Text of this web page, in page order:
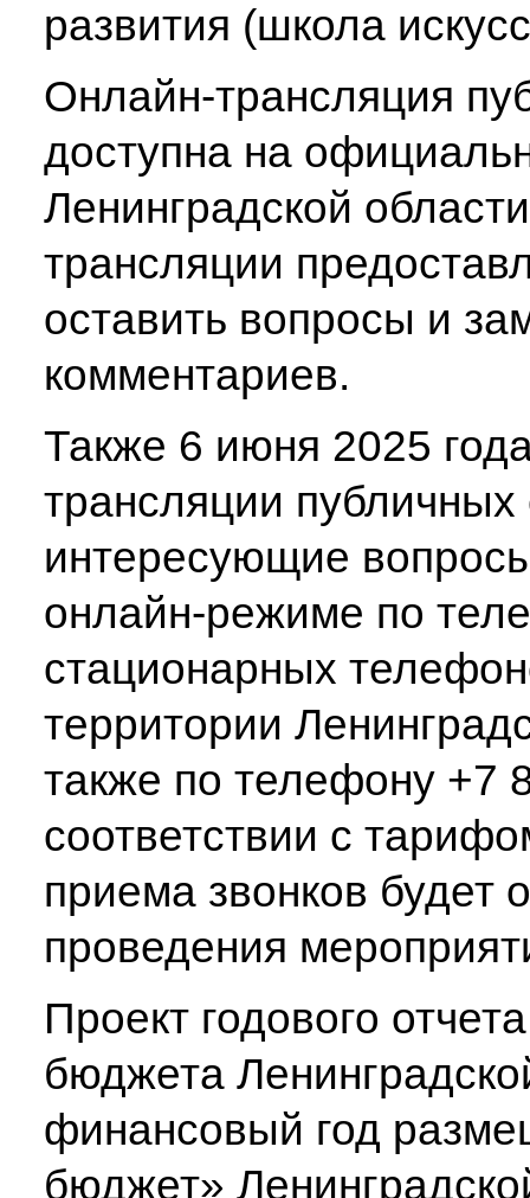
развития (школа
Онлайн-трансляция
доступна на
Ленинградской
трансляции
оставить вопросы и
комментариев.
Также 6 июня 2025
трансляции
интересующие
онлайн-режиме по
стационарных
территории
также по телефону +7
соответствии с
приема звонков будет
проведения
Проект годового
бюджета
финансовый год
бюджет»